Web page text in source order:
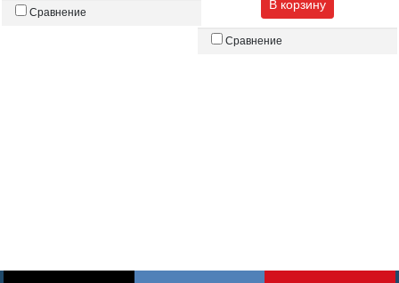
Сравнение
В корзину
Сравнение